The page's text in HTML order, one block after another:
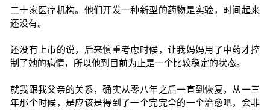
二十家医疗机构。他们开发一种新型的药物是实验，时间起来
还没有。
还没有上市的说，后来慎重考虑时候，让我妈妈用了中药才控
制了她的病情，所以他到目前为止是一个比较稳定的状态。
就我跟我父亲的关系，确实从零八年之后一直到恢复，从一三
年那个时候，是应该是得到了一个完完全的一个治愈吧，会非